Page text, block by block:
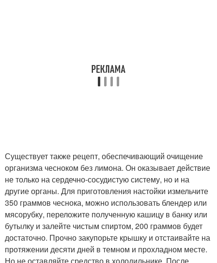
Существует также рецепт, обеспечивающий очищение
организма чесноком без лимона. Он оказывает действие
не только на сердечно-сосудистую систему, но и на
другие органы. Для приготовления настойки измельчите
350 граммов чеснока, можно использовать блендер или
мясорубку, переложите полученную кашицу в банку или
бутылку и залейте чистым спиртом, 200 граммов будет
достаточно. Прочно закупорьте крышку и отстаивайте на
протяжении десяти дней в темном и прохладном месте.